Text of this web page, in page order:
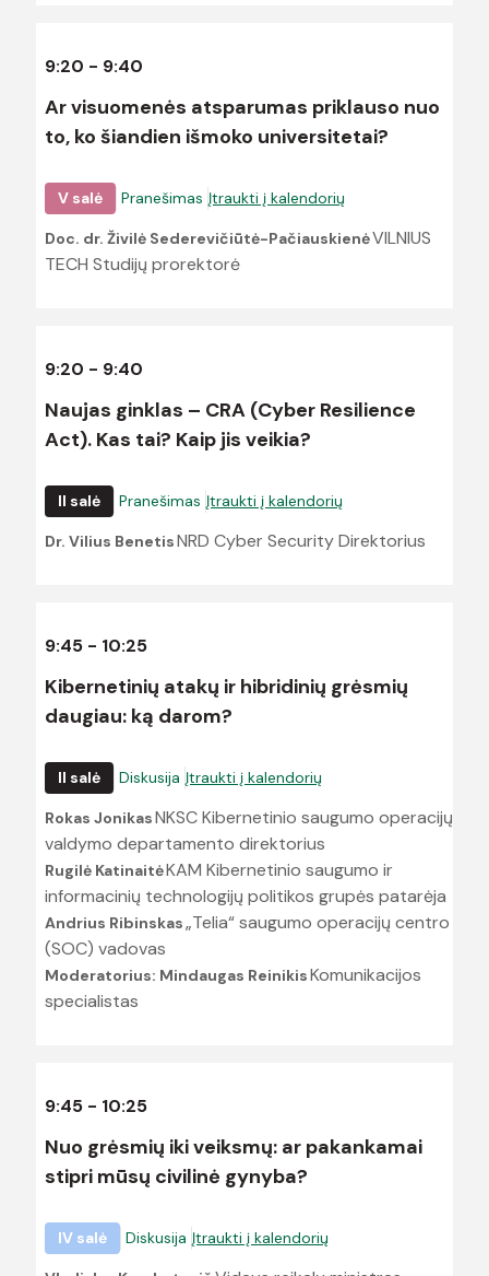
9:20 - 9:40
Ar visuomenės atsparumas priklauso nuo
to, ko šiandien išmoko universitetai?
V salė Pranešimas Įtraukti į kalendorių
Doc. dr. Živilė Sederevičiūtė-PačiauskienėVILNIUS
TECH Studijų prorektorė
9:20 - 9:40
Naujas ginklas – CRA (Cyber Resilience
Act). Kas tai? Kaip jis veikia?
II salė Pranešimas Įtraukti į kalendorių
Dr. Vilius BenetisNRD Cyber Security Direktorius
9:45 - 10:25
Kibernetinių atakų ir hibridinių grėsmių
daugiau: ką darom?
II salė Diskusija Įtraukti į kalendorių
Rokas JonikasNKSC Kibernetinio saugumo operacijų
valdymo departamento direktorius
Rugilė KatinaitėKAM Kibernetinio saugumo ir
informacinių technologijų politikos grupės patarėja
Andrius Ribinskas„Telia“ saugumo operacijų centro
(SOC) vadovas
Moderatorius: Mindaugas ReinikisKomunikacijos
specialistas
9:45 - 10:25
Nuo grėsmių iki veiksmų: ar pakankamai
stipri mūsų civilinė gynyba?
IV salė Diskusija Įtraukti į kalendorių